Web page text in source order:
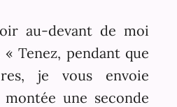
au-devant de moi
Tenez, pendant que
je vous envoie
une seconde